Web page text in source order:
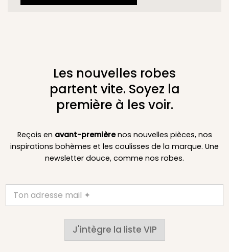
Les nouvelles robes
partent vite. Soyez la
première à les voir.
Reçois en avant-premièrenos nouvelles pièces, nos
inspirations bohèmes et les coulisses de la marque. Une
newsletter douce, comme nos robes.
J'intègre la liste VIP